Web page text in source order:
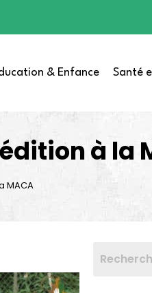
& Enfance Santé
à la
MACA